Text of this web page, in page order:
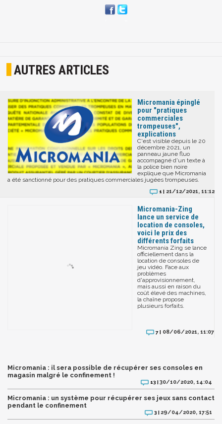
AUTRES ARTICLES
Micromania épinglé
pour "pratiques
commerciales
trompeuses",
explications
C'est visible depuis le 20
décembre 2021, un
panneau jaune fluo
accompagné d'un texte à
la police bien noire
explique que Micromania
a été sanctionné pour des pratiques commerciales jugées trompeuses.
1 | 21/12/2021, 11:12
Micromania-Zing
lance un service de
location de consoles,
voici le prix des
différents forfaits
Micromania Zing se lance
officiellement dans la
location de consoles de
jeu vidéo. Face aux
problèmes
d'approvisionnement,
mais aussi en raison du
coût élevé des machines,
la chaîne propose
plusieurs forfaits.
7 | 08/06/2021, 11:07
Micromania : il sera possible de récupérer ses consoles en
magasin malgré le confinement !
13 | 30/10/2020, 14:04
Micromania : un système pour récupérer ses jeux sans contact
pendant le confinement
3 | 29/04/2020, 17:51